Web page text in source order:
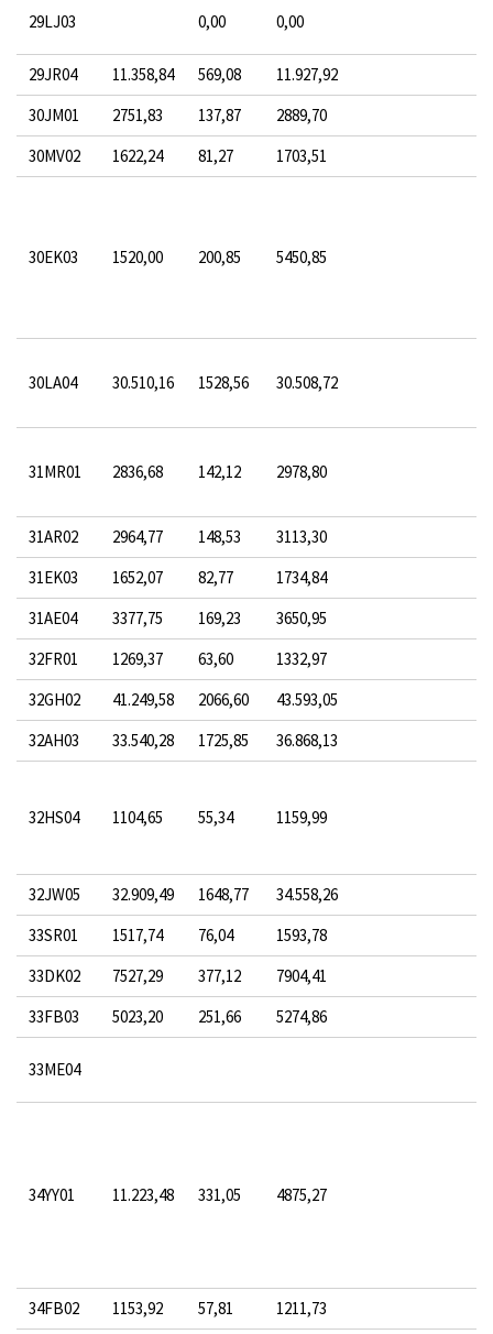
29LJ03 0,00 0,00
29JR04 11.358,84 569,08
11.927,92
30JM01
2751,83 137,87
2889,70
30MV02
1622,24 81,27 1703,51
30EK03 1520,00 200,85 5450,85
30LA04 30.510,16 1528,56 30.508,72
31MR01 2836,68 142,12 2978,80
31AR02 2964,77 148,53
3113,30
31EK03
1652,07 82,77
1734,84
31AE04
3377,75 169,23
3650,95
32FR01
1269,37 63,60
1332,97
32GH02
41.249,58 2066,60
43.593,05
32AH03
33.540,28 1725,85 36.868,13
32HS04 1104,65 55,34 1159,99
32JW05 32.909,49 1648,77
34.558,26
33SR01
1517,74 76,04
1593,78
33DK02
7527,29 377,12
7904,41
33FB03
5023,20 251,66 5274,86
33ME04
34YY01 11.223,48 331,05 4875,27
34FB02 1153,92 57,81
1211,73